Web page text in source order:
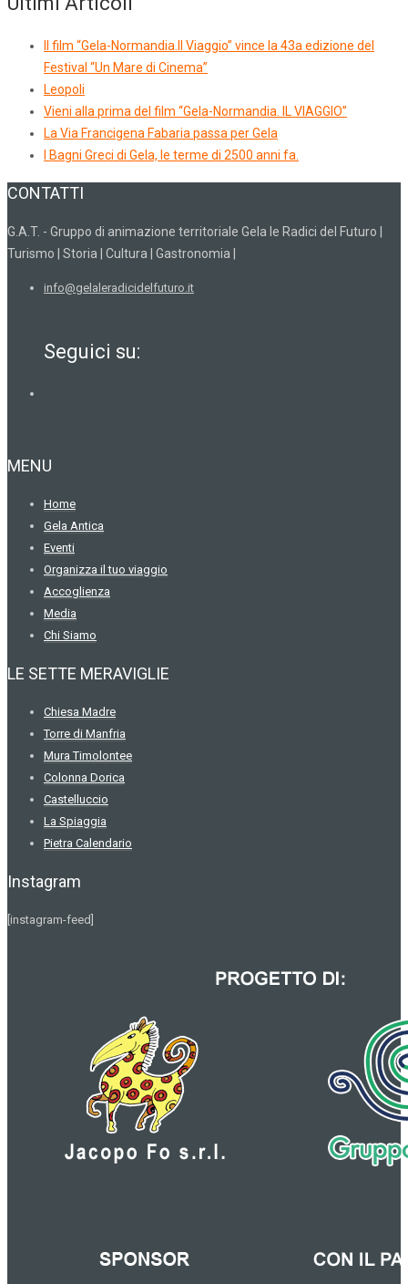
Il film “Gela-Normandia.Il Viaggio” vince la 43a edizione del
Festival “Un Mare di Cinema”
Leopoli
Vieni alla prima del film “Gela-Normandia. IL VIAGGIO”
La Via Francigena Fabaria passa per Gela
I Bagni Greci di Gela, le terme di 2500 anni fa.
CONTATTI
G.A.T. - Gruppo di animazione territoriale Gela le Radici del Futuro |
Turismo | Storia | Cultura | Gastronomia |
info@gelaleradicidelfuturo.it
Seguici su:
MENU
Home
Gela Antica
Eventi
Organizza il tuo viaggio
Accoglienza
Media
Chi Siamo
LE SETTE MERAVIGLIE
Chiesa Madre
Torre di Manfria
Mura Timolontee
Colonna Dorica
Castelluccio
La Spiaggia
Pietra Calendario
Instagram
[instagram-feed]